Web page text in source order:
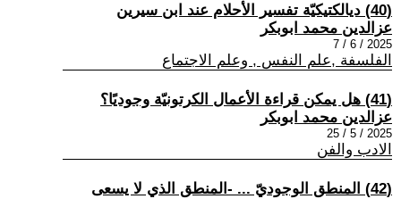
(40) ديالكتيكيّة تفسير الأحلام عند ابن سيرين
عزالدين محمد ابوبكر
2025 / 6 / 7
الفلسفة ,علم النفس , وعلم الاجتماع
(41) هل يمكن قراءة الأعمال الكرتونيّة وجوديًا؟
عزالدين محمد ابوبكر
2025 / 5 / 25
الادب والفن
(42) المنطق الوجوديّ ... -المنطق الذي لا يسعى